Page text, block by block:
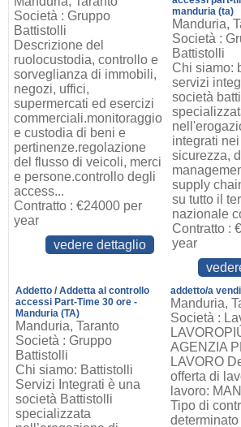
Società : Gruppo
Battistolli
Descrizione del
ruolocustodia, controllo e
sorveglianza di immobili,
negozi, uffici,
supermercati ed esercizi
commerciali.monitoraggio
e custodia di beni e
pertinenze.regolazione
del flusso di veicoli, merci
e persone.controllo degli
access...
Contratto : €24000 per
year
vedere dettaglio
manduria (ta)
Manduria,
Società :
Battistolli
Chi siamo:
servizi
società
integrati
sicurezza,
supply
su tutto il
nazionale
Contratto :
year
Addetto / Addetta al controllo
accessi Part-Time 30 ore -
Manduria (TA)
Manduria, Taranto
Società : Gruppo
Battistolli
Chi siamo: Battistolli
Servizi Integrati è una
società Battistolli
specializzata
addetto/a
Manduria,
Società :
AGENZIA
LAVORO
offerta di
lavoro:
Tipo di
determinato